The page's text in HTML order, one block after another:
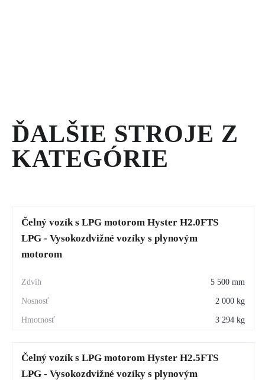
ĎALŠIE STROJE Z
KATEGÓRIE
Čelný vozík s LPG motorom Hyster H2.0FTS
LPG - Vysokozdvižné vozíky s plynovým
motorom
5 500 mm
2 000 kg
3 294 kg
Čelný vozík s LPG motorom Hyster H2.5FTS
LPG - Vysokozdvižné vozíky s plynovým